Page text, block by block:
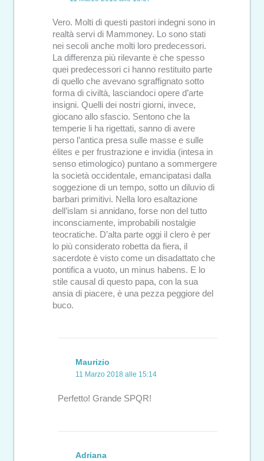
Vero. Molti di questi pastori indegni sono in
realtà servi di Mammoney. Lo sono stati
nei secoli anche molti loro predecessori.
La differenza più rilevante è che spesso
quei predecessori ci hanno restituito parte
di quello che avevano sgraffignato sotto
forma di civiltà, lasciandoci opere d’arte
insigni. Quelli dei nostri giorni, invece,
giocano allo sfascio. Sentono che la
temperie li ha rigettati, sanno di avere
perso l’antica presa sulle masse e sulle
élites e per frustrazione e invidia (intesa in
senso etimologico) puntano a sommergere
la società occidentale, emancipatasi dalla
soggezione di un tempo, sotto un diluvio di
barbari primitivi. Nella loro esaltazione
dell’islam si annidano, forse non del tutto
inconsciamente, improbabili nostalgie
teocratiche. D’alta parte oggi il clero è per
lo più considerato robetta da fiera, il
sacerdote è visto come un disadattato che
pontifica a vuoto, un minus habens. E lo
stile causal di questo papa, con la sua
ansia di piacere, è una pezza peggiore del
buco.
Maurizio
11 Marzo 2018 alle 15:14
Perfetto! Grande SPQR!
Adriana